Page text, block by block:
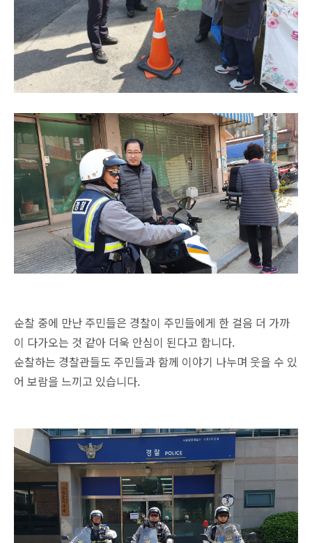
순찰 중에 만난 주민들은 경찰이 주민들에게 한 걸음 더 가까
이 다가오는 것 같아 더욱 안심이 된다고 합니다.
순찰하는 경찰관들도 주민들과 함께 이야기 나누며 웃을 수 있
어 보람을 느끼고 있습니다.